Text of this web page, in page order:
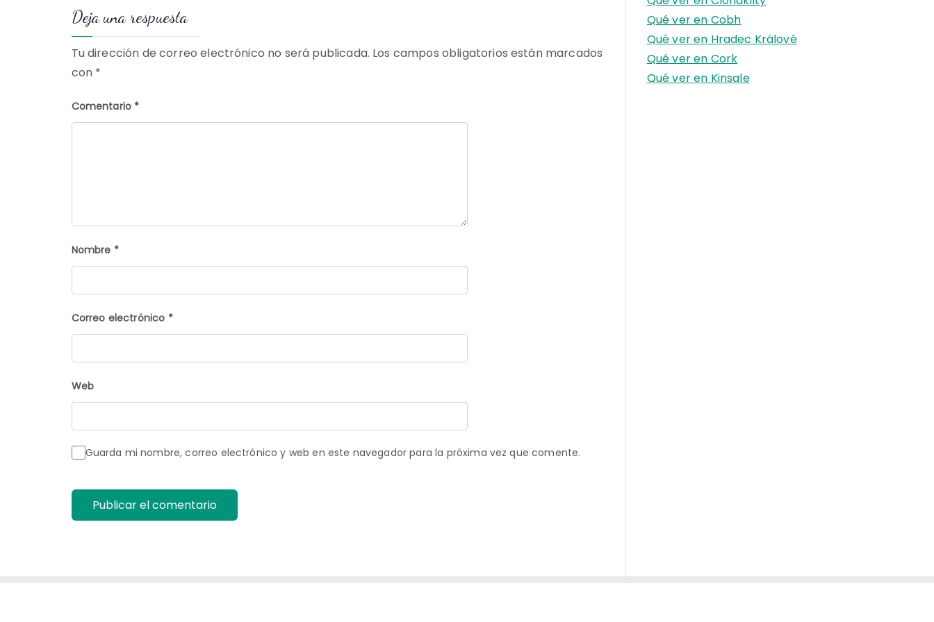
entradas
Deja una respuesta
Tu dirección de correo electrónico no será publicada. Los campos obligatorios están marcados
con *
Comentario *
Nombre *
Correo electrónico *
Web
Guarda mi nombre, correo electrónico y web en este navegador para la próxima vez que comente.
Qué ver en Cobh
Qué ver en Hradec Králové
Qué ver en Cork
Qué ver en Kinsale